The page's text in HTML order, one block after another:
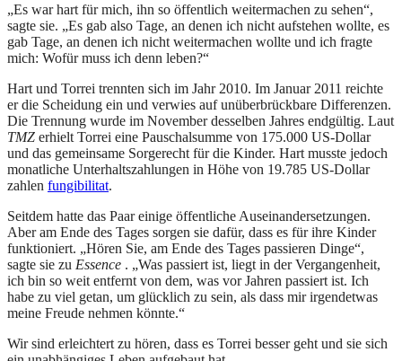
„Es war hart für mich, ihn so öffentlich weitermachen zu sehen“,
sagte sie. „Es gab also Tage, an denen ich nicht aufstehen wollte, es
gab Tage, an denen ich nicht weitermachen wollte und ich fragte
mich: Wofür muss ich denn leben?“
Hart und Torrei trennten sich im Jahr 2010. Im Januar 2011 reichte
er die Scheidung ein und verwies auf unüberbrückbare Differenzen.
Die Trennung wurde im November desselben Jahres endgültig. Laut
TMZ erhielt Torrei eine Pauschalsumme von 175.000 US-Dollar
und das gemeinsame Sorgerecht für die Kinder. Hart musste jedoch
monatliche Unterhaltszahlungen in Höhe von 19.785 US-Dollar
zahlen fungibilitat.
Seitdem hatte das Paar einige öffentliche Auseinandersetzungen.
Aber am Ende des Tages sorgen sie dafür, dass es für ihre Kinder
funktioniert. „Hören Sie, am Ende des Tages passieren Dinge“,
sagte sie zu Essence . „Was passiert ist, liegt in der Vergangenheit,
ich bin so weit entfernt von dem, was vor Jahren passiert ist. Ich
habe zu viel getan, um glücklich zu sein, als dass mir irgendetwas
meine Freude nehmen könnte.“
Wir sind erleichtert zu hören, dass es Torrei besser geht und sie sich